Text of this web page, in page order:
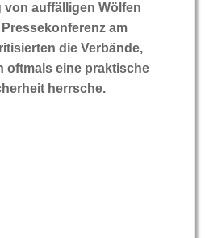
von auffälligen Wölfen
am
die Verbände,
oftmals eine praktische
herrsche.